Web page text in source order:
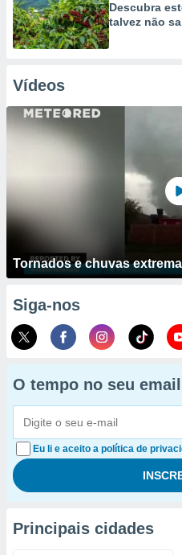
Descubra
talvez não
Vídeos
Tornados e chuvas
Siga-nos
O tempo no seu email
Eu li e aceito a política de
Principais cidades